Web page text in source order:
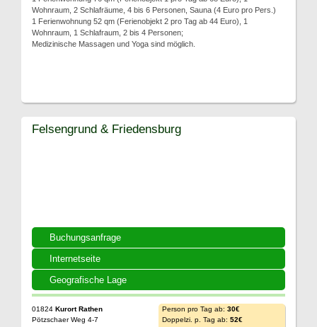
Wohnraum, 2 Schlafräume, 4 bis 6 Personen, Sauna (4 Euro pro Pers.)
1 Ferienwohnung 52 qm (Ferienobjekt 2 pro Tag ab 44 Euro), 1
Wohnraum, 1 Schlafraum, 2 bis 4 Personen;
Medizinische Massagen und Yoga sind möglich.
Buchungsanfrage
Internetseite
Geografische Lage
Felsengrund & Friedensburg
01824 Kurort Rathen
Pötzschaer Weg 4-7
Person pro Tag ab: 30€
Doppelzi. p. Tag ab: 52€